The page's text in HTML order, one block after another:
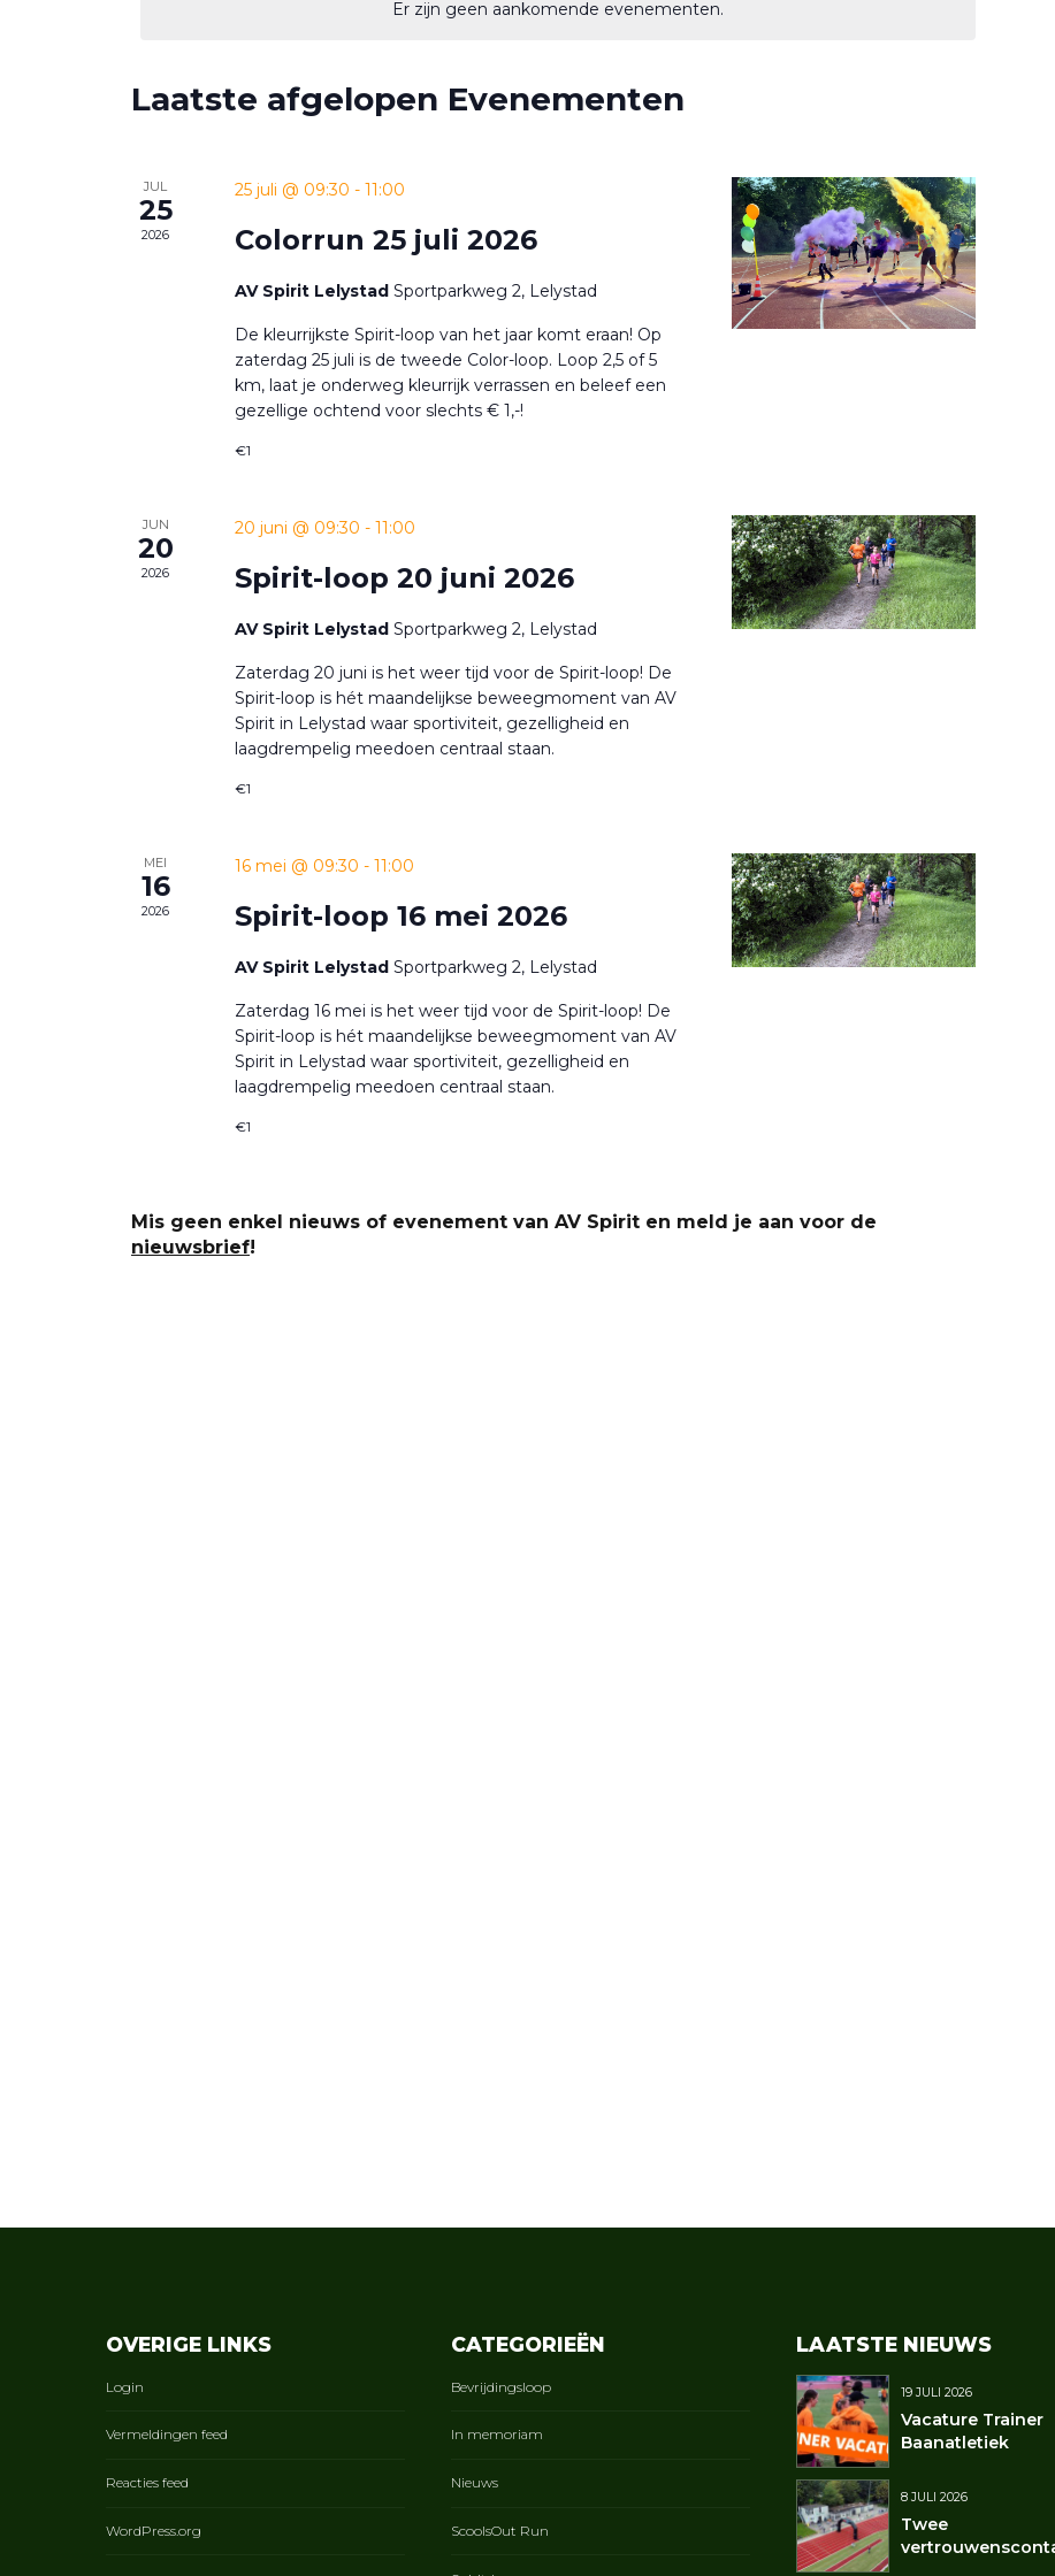
Er zijn geen aankomende evenementen.
Laatste afgelopen Evenementen
JUL
25
2026
25 juli @ 09:30 - 11:00
Colorrun 25 juli 2026
AV Spirit Lelystad Sportparkweg 2, Lelystad
De kleurrijkste Spirit-loop van het jaar komt eraan! Op
zaterdag 25 juli is de tweede Color-loop. Loop 2,5 of 5
km, laat je onderweg kleurrijk verrassen en beleef een
gezellige ochtend voor slechts € 1,-!
€1
JUN
20
2026
20 juni @ 09:30 - 11:00
Spirit-loop 20 juni 2026
AV Spirit Lelystad Sportparkweg 2, Lelystad
Zaterdag 20 juni is het weer tijd voor de Spirit-loop! De
Spirit-loop is hét maandelijkse beweegmoment van AV
Spirit in Lelystad waar sportiviteit, gezelligheid en
laagdrempelig meedoen centraal staan.
€1
MEI
16
2026
16 mei @ 09:30 - 11:00
Spirit-loop 16 mei 2026
AV Spirit Lelystad Sportparkweg 2, Lelystad
Zaterdag 16 mei is het weer tijd voor de Spirit-loop! De
Spirit-loop is hét maandelijkse beweegmoment van AV
Spirit in Lelystad waar sportiviteit, gezelligheid en
laagdrempelig meedoen centraal staan.
€1
Mis geen enkel nieuws of evenement van AV Spirit en meld je aan voor de
nieuwsbrief!
OVERIGE LINKS
Login
Vermeldingen feed
Reacties feed
WordPress.org
CATEGORIEËN
Bevrijdingsloop
In memoriam
Nieuws
ScoolsOut Run
LAATSTE NIEUWS
19 JULI 2026
Vacature Trainer
Baanatletiek
8 JULI 2026
Twee